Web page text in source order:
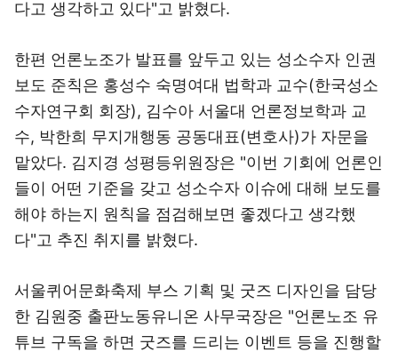
다고 생각하고 있다"고 밝혔다.
한편 언론노조가 발표를 앞두고 있는 성소수자 인권
보도 준칙은 홍성수 숙명여대 법학과 교수(한국성소
수자연구회 회장), 김수아 서울대 언론정보학과 교
수, 박한희 무지개행동 공동대표(변호사)가 자문을
맡았다. 김지경 성평등위원장은 "이번 기회에 언론인
들이 어떤 기준을 갖고 성소수자 이슈에 대해 보도를
해야 하는지 원칙을 점검해보면 좋겠다고 생각했
다"고 추진 취지를 밝혔다.
서울퀴어문화축제 부스 기획 및 굿즈 디자인을 담당
한 김원중 출판노동유니온 사무국장은 "언론노조 유
튜브 구독을 하면 굿즈를 드리는 이벤트 등을 진행할